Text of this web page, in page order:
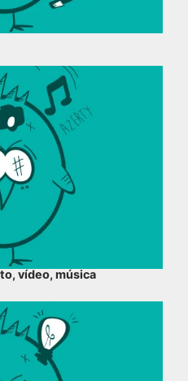
vídeo, música